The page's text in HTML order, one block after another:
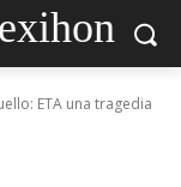
ETA una tragedia